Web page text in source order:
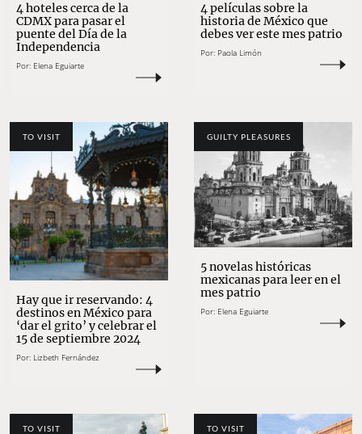
4 hoteles cerca de la
CDMX para pasar el
puente del Día de la
Independencia
Por: Elena Eguiarte
4 películas sobre la
historia de México que
debes ver este mes patrio
Por: Paola Limón
TO VISIT
Hay que ir reservando: 4
destinos en México para
‘dar el grito’ y celebrar el
15 de septiembre 2024
Por: Lizbeth Fernández
GUILTY PLEASURES
5 novelas históricas
mexicanas para leer en el
mes patrio
Por: Elena Eguiarte
TO VISIT TO VISIT